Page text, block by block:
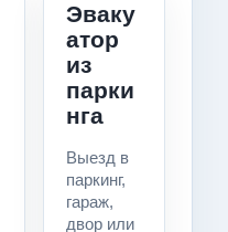
Эваку
атор
из
парки
нга
Выезд в
паркинг,
гараж,
двор или